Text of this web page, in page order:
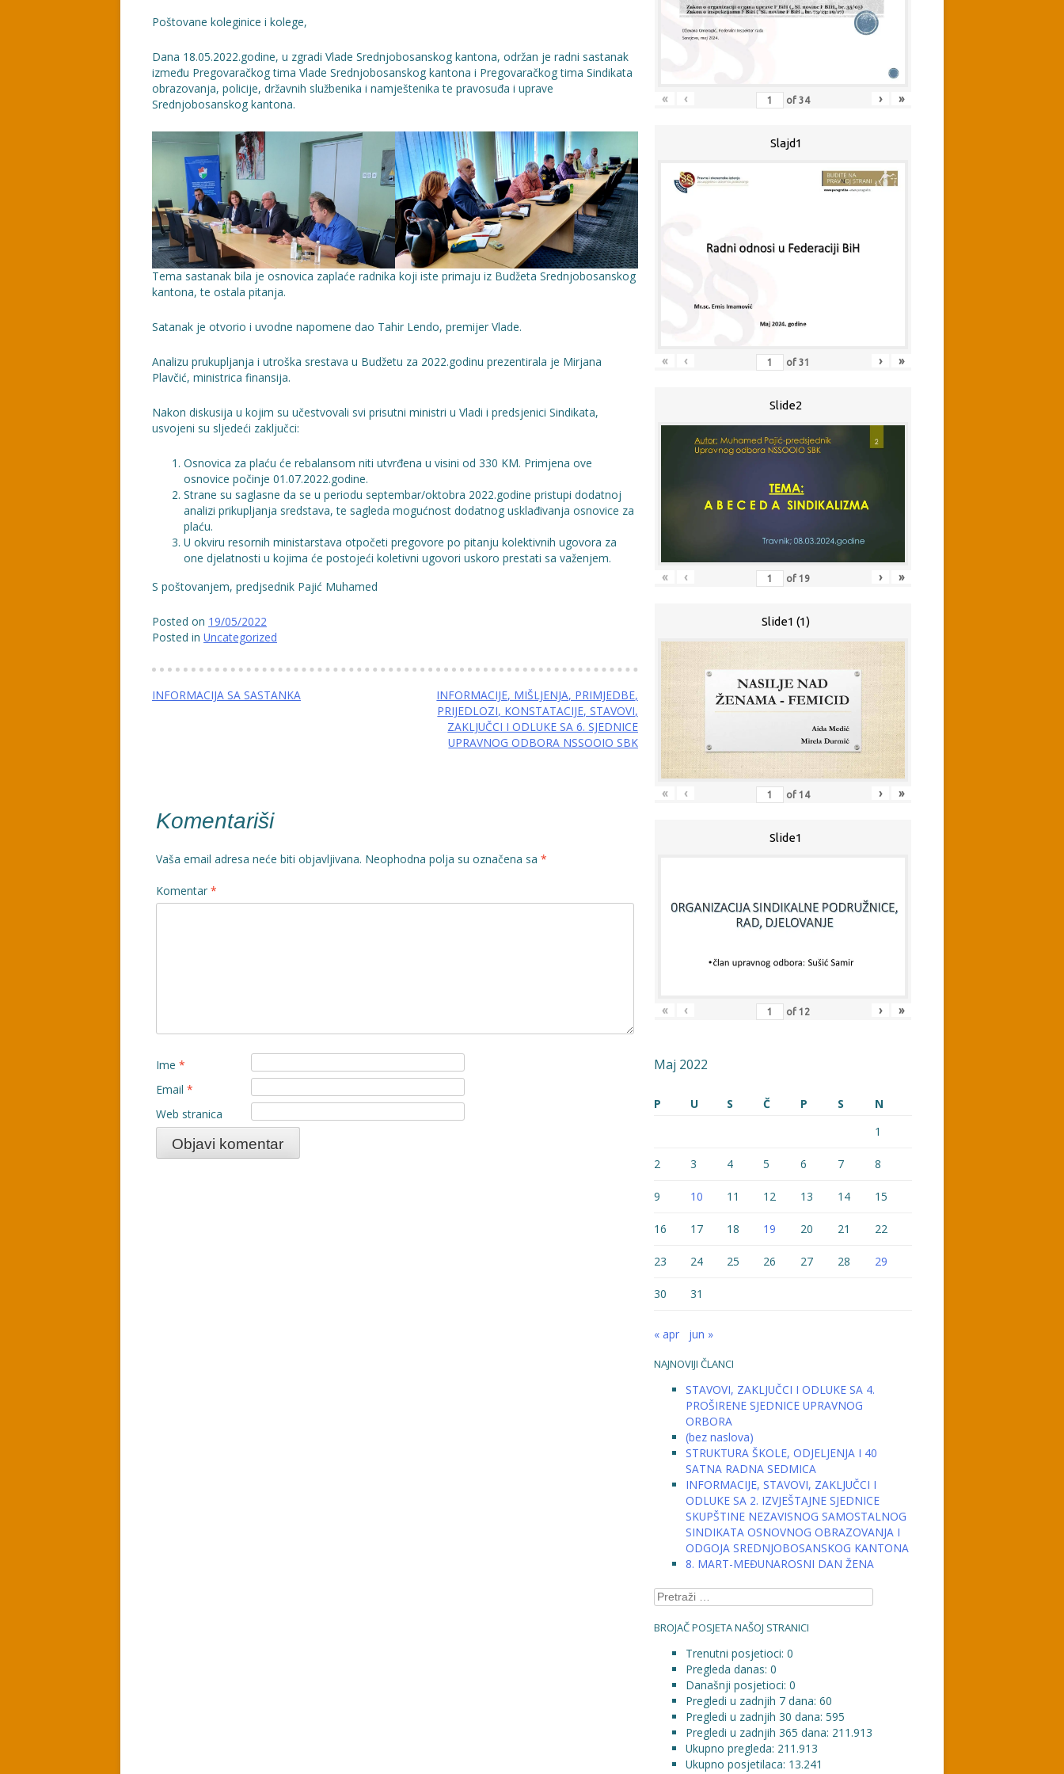
Poštovane koleginice i kolege,
Dana 18.05.2022.godine, u zgradi Vlade Srednjobosanskog kantona, održan je radni sastanak
između Pregovaračkog tima Vlade Srednjobosanskog kantona i Pregovaračkog tima Sindikata
obrazovanja, policije, državnih službenika i namještenika te pravosuđa i uprave
Srednjobosanskog kantona.
Tema sastanak bila je osnovica zaplaće radnika koji iste primaju iz Budžeta Srednjobosanskog
kantona, te ostala pitanja.
Satanak je otvorio i uvodne napomene dao Tahir Lendo, premijer Vlade.
Analizu prukupljanja i utroška srestava u Budžetu za 2022.godinu prezentirala je Mirjana
Plavčić, ministrica finansija.
Nakon diskusija u kojim su učestvovali svi prisutni ministri u Vladi i predsjenici Sindikata,
usvojeni su sljedeći zaključci:
Osnovica za plaću će rebalansom niti utvrđena u visini od 330 KM. Primjena ove
osnovice počinje 01.07.2022.godine.
Strane su saglasne da se u periodu septembar/oktobra 2022.godine pristupi dodatnoj
analizi prikupljanja sredstava, te sagleda mogućnost dodatnog usklađivanja osnovice za
plaću.
U okviru resornih ministarstava otpočeti pregovore po pitanju kolektivnih ugovora za
one djelatnosti u kojima će postojeći koletivni ugovori uskoro prestati sa važenjem.
S poštovanjem, predjsednik Pajić Muhamed
Posted on 19/05/2022
Posted in Uncategorized
Navigacija
INFORMACIJA SA SASTANKA
INFORMACIJE, MIŠLJENJA, PRIMJEDBE,
PRIJEDLOZI, KONSTATACIJE, STAVOVI,
ZAKLJUČCI I ODLUKE SA 6. SJEDNICE
UPRAVNOG ODBORA NSSOOIO SBK
Komentariši
Vaša email adresa neće biti objavljivana. Neophodna polja su označena sa*
Komentar*
Ime*
Email*
Web stranica
« ‹ of 34 › »
Slajd1
« ‹ of 31 › »
Slide2
« ‹ of 19 › »
Slide1 (1)
« ‹ of 14 › »
Slide1
« ‹ of 12 › »
Maj 2022
P U S Č P S
N
1
2 3 4 5 6 7 8
9 10 11 12 13 14 15
16 17 18 19 20 21 22
23 24 25 26 27 28 29
30 31
« apr jun »
NAJNOVIJI ČLANCI
STAVOVI, ZAKLJUČCI I ODLUKE SA 4.
PROŠIRENE SJEDNICE UPRAVNOG
ORBORA
(bez naslova)
STRUKTURA ŠKOLE, ODJELJENJA I 40
SATNA RADNA SEDMICA
INFORMACIJE, STAVOVI, ZAKLJUČCI I
ODLUKE SA 2. IZVJEŠTAJNE SJEDNICE
SKUPŠTINE NEZAVISNOG SAMOSTALNOG
SINDIKATA OSNOVNOG OBRAZOVANJA I
ODGOJA SREDNJOBOSANSKOG KANTONA
8. MART-MEĐUNAROSNI DAN ŽENA
Pretraga:
BROJAČ POSJETA NAŠOJ STRANICI
Trenutni posjetioci: 0
Pregleda danas: 0
Današnji posjetioci: 0
Pregledi u zadnjih 7 dana: 60
Pregledi u zadnjih 30 dana: 595
Pregledi u zadnjih 365 dana: 211.913
Ukupno pregleda: 211.913
Ukupno posjetilaca: 13.241